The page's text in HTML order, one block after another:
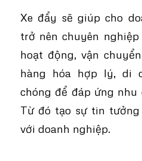
Xe đẩy sẽ giúp cho
trở nên chuyên
hoạt động, vận
hàng hóa hợp lý, di
chóng để đáp ứng nhu
Từ đó tạo sự tin
với doanh nghiệp.